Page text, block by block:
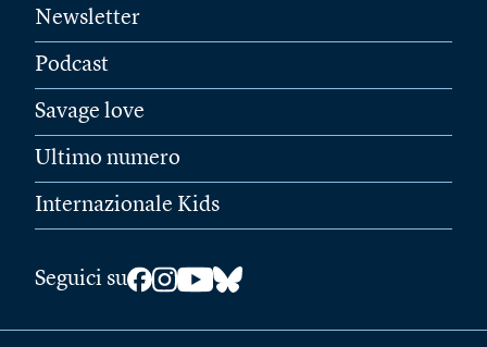
Newsletter
Podcast
Savage love
Ultimo numero
Internazionale Kids
Seguici su